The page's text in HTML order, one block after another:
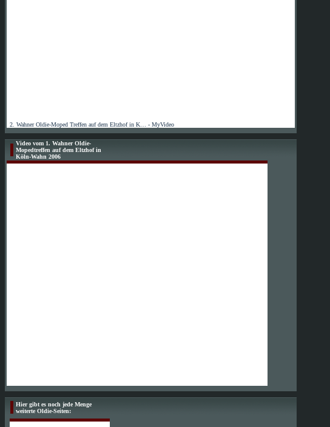
2. Wahner Oldie-Moped Treffen auf dem Eltzhof in K… - MyVideo
Video vom 1. Wahner Oldie-
Mopedtreffen auf dem Eltzhof in
Köln-Wahn 2006
Hier gibt es noch jede Menge
weiterte Oldie-Seiten: